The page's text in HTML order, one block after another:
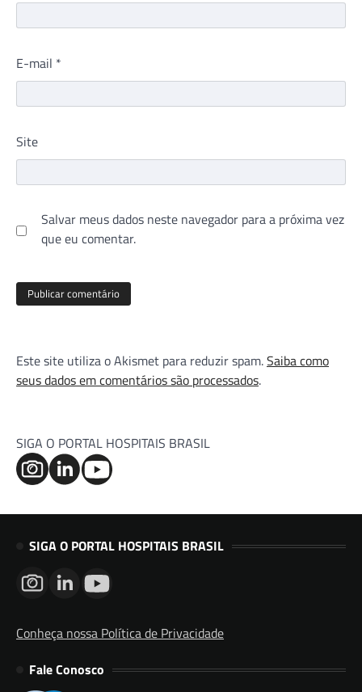
E-mail *
Site
Salvar meus dados neste navegador para a próxima vez
que eu comentar.
Este site utiliza o Akismet para reduzir spam.Saiba como
seus dados em comentários são processados.
SIGA O PORTAL HOSPITAIS BRASIL
SIGA O PORTAL HOSPITAIS BRASIL
Conheça nossa Política de Privacidade
Fale Conosco